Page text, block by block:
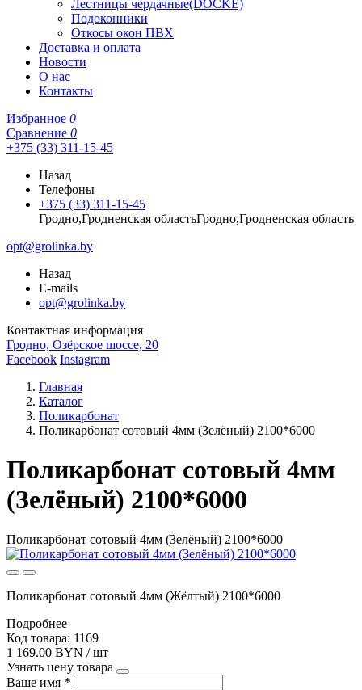
Лестницы чердачные(DOCKE)
Подоконники
Откосы окон ПВХ
Доставка и оплата
Новости
О нас
Контакты
Избранное 0
Сравнение 0
+375 (33) 311-15-45
Назад
Телефоны
+375 (33) 311-15-45
Гродно,Гродненская областьГродно,Гродненская область
opt@grolinka.by
Назад
E-mails
opt@grolinka.by
Контактная информация
Гродно, Озёрское шоссе, 20
Facebook Instagram
Главная
Каталог
Поликарбонат
Поликарбонат сотовый 4мм (Зелёный) 2100*6000
Поликарбонат сотовый 4мм
(Зелёный) 2100*6000
Поликарбонат сотовый 4мм (Зелёный) 2100*6000
Поликарбонат сотовый 4мм (Жёлтый) 2100*6000
Подробнее
Код товара: 1169
1 169.00 BYN / шт
Узнать цену товара
Ваше имя *